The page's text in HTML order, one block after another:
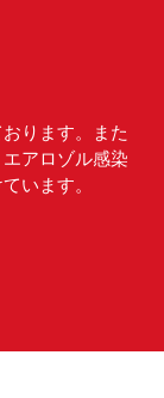
ります。また
アロゾル感染
います。